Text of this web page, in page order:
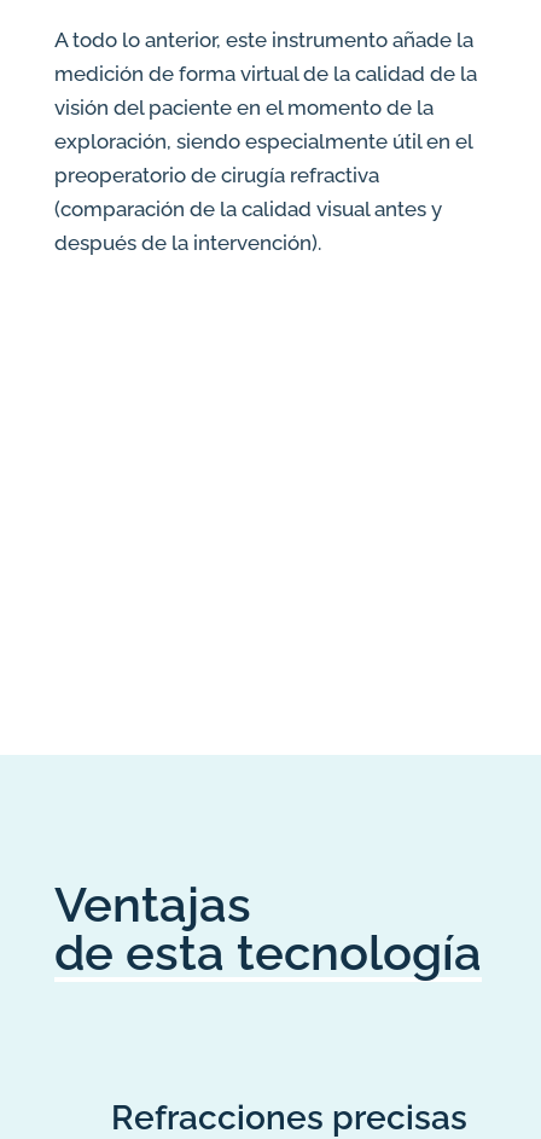
A todo lo anterior, este instrumento añade la
medición de forma virtual de la calidad de la
visión del paciente en el momento de la
exploración, siendo especialmente útil en el
preoperatorio de cirugía refractiva
(comparación de la calidad visual antes y
después de la intervención).
Ventajas
de esta tecnología
Refracciones precisas